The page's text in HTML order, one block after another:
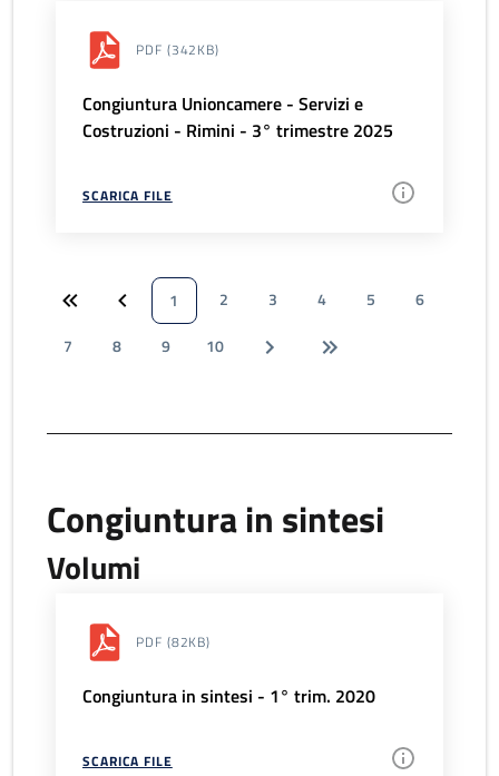
PDF (342KB)
Congiuntura Unioncamere - Servizi e
Costruzioni - Rimini - 3° trimestre 2025
SCARICA FILE
1 2 3 4 5
6
7
8 9 10
Congiuntura in sintesi
Volumi
PDF (82KB)
Congiuntura in sintesi - 1° trim. 2020
SCARICA FILE